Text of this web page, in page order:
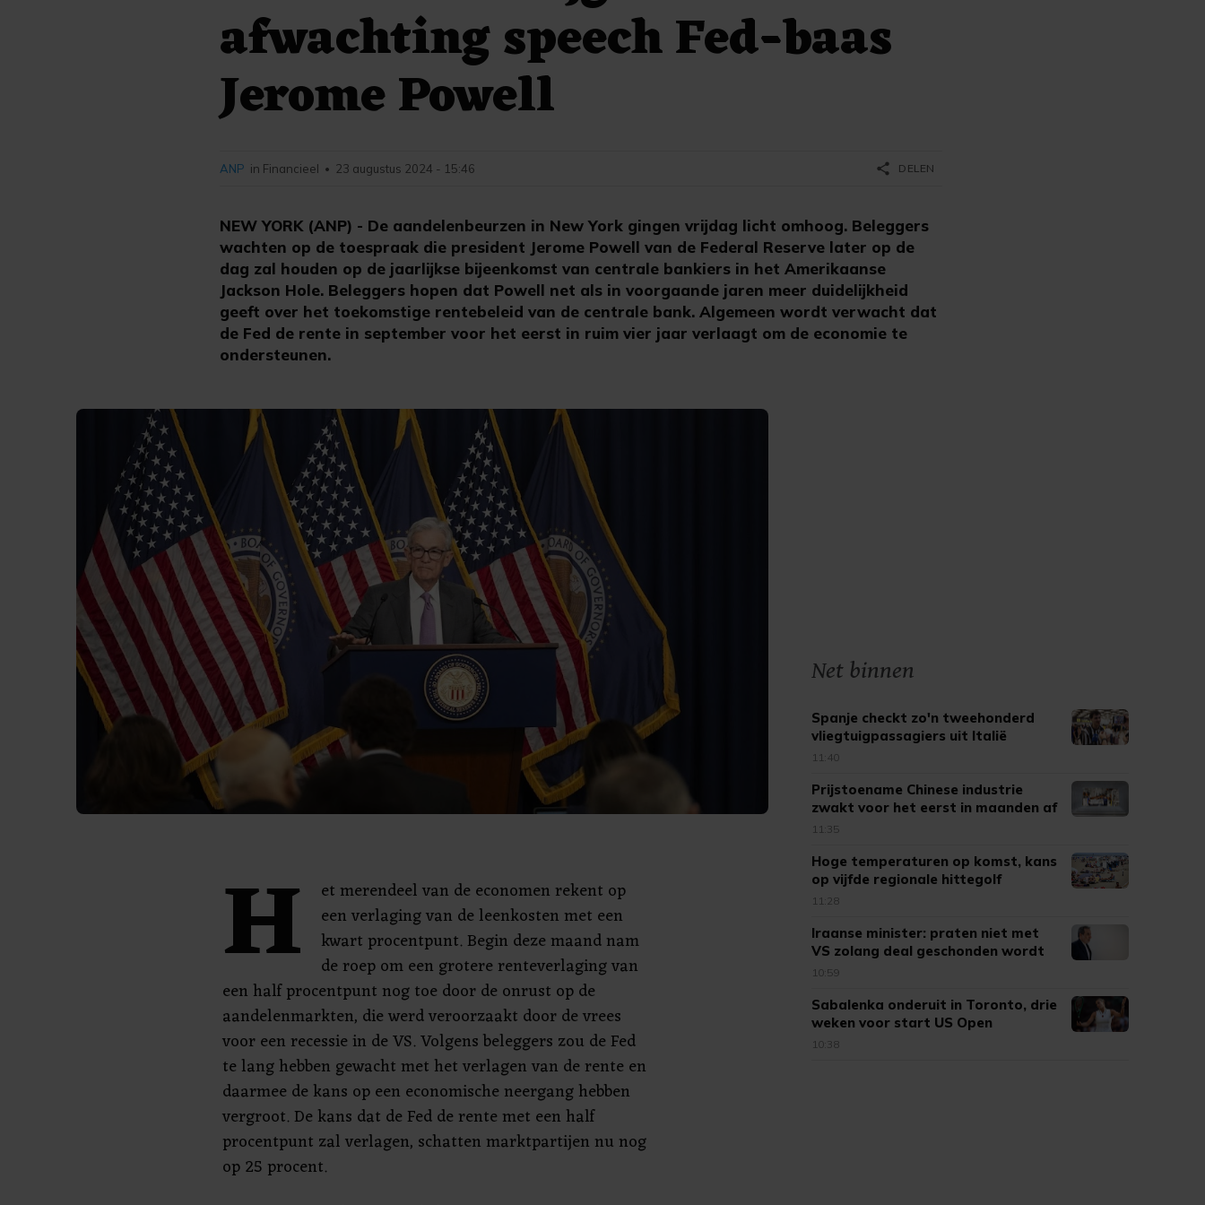
afwachting speech Fed-baas
Jerome Powell
NEW YORK (ANP) - De aandelenbeurzen in New York gingen vrijdag licht omhoog. Beleggers
wachten op de toespraak die president Jerome Powell van de Federal Reserve later op de
dag zal houden op de jaarlijkse bijeenkomst van centrale bankiers in het Amerikaanse
Jackson Hole. Beleggers hopen dat Powell net als in voorgaande jaren meer duidelijkheid
geeft over het toekomstige rentebeleid van de centrale bank. Algemeen wordt verwacht dat
de Fed de rente in september voor het eerst in ruim vier jaar verlaagt om de economie te
ondersteunen.
ANP in Financieel • 23 augustus 2024 - 15:46 share DELEN
H
et merendeel van de economen rekent op
een verlaging van de leenkosten met een
kwart procentpunt. Begin deze maand nam
de roep om een grotere renteverlaging van
een half procentpunt nog toe door de onrust op de
aandelenmarkten, die werd veroorzaakt door de vrees
voor een recessie in de VS. Volgens beleggers zou de Fed
te lang hebben gewacht met het verlagen van de rente en
daarmee de kans op een economische neergang hebben
vergroot. De kans dat de Fed de rente met een half
procentpunt zal verlagen, schatten marktpartijen nu nog
op 25 procent.
Net binnen
Spanje checkt zo'n tweehonderd
vliegtuigpassagiers uit Italië
11:40
Prijstoename Chinese industrie
zwakt voor het eerst in maanden af
11:35
Hoge temperaturen op komst, kans
op vijfde regionale hittegolf
11:28
Iraanse minister: praten niet met
VS zolang deal geschonden wordt
10:59
Sabalenka onderuit in Toronto, drie
weken voor start US Open
10:38